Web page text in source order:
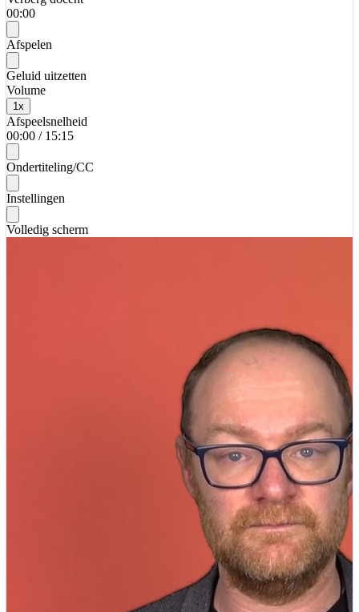
00:00
Afspelen
Geluid uitzetten
Volume
1 x
Afspeelsnelheid
00:00 / 15:15
Ondertiteling/CC
Instellingen
Volledig scherm